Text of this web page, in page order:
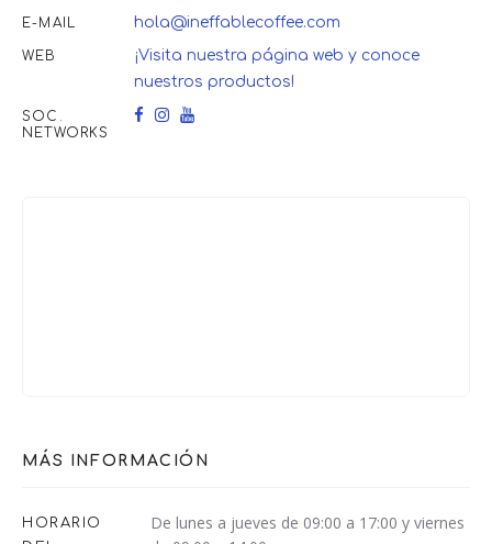
E-MAIL hola@ineffablecoffee.com
WEB
¡Visita nuestra página web y conoce
nuestros productos!
SOC.
NETWORKS
MÁS INFORMACIÓN
HORARIO
De lunes a jueves de 09:00 a 17:00 y viernes